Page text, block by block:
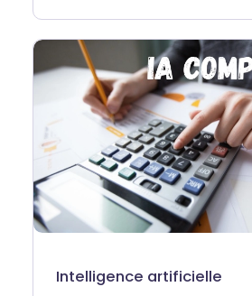
Intelligence artificielle